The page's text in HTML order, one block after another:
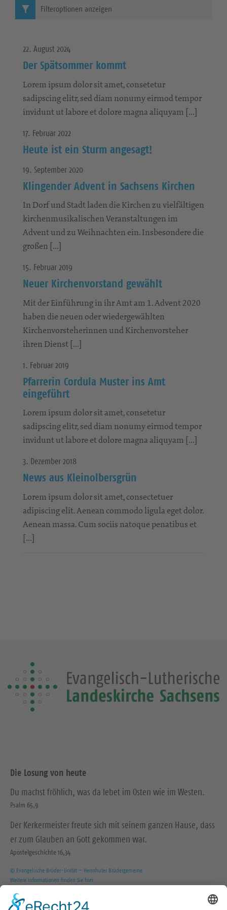
22. August 2024
Der Spätsommer kommt
Lorem ipsum dolor sit amet, consetetur
sadipscing elitr, sed diam nonumy eirmod tempor
invidunt ut labore et dolore magna aliquyam […]
17. Februar 2022
Heute ist ein Sturm angesagt!
19. September 2020
Klingender Advent in Sachsens Kirchen
In Dorf und Stadt laden die Kirchen zu vielfältigen
kirchenmusikalischen Veranstaltungen im
Advent und zu Weihnachten ein. Insbesondere die
großen […]
15. Februar 2019
Neuer Kirchenvorstand gewählt
Mit der Einführung in ihr Amt am 1. Advent 2020
haben die neuen oder wiedergewählten
Kirchenvorsteherinnen und Kirchenvorsteher
ihren Dienst […]
1. Februar 2019
Pfarrerin Cordula Muster ins Amt
eingeführt
Lorem ipsum dolor sit amet, consetetur
sadipscing elitr, sed diam nonumy eirmod tempor
invidunt ut labore et dolore magna aliquyam […]
3. Dezember 2018
News aus Kleinolbersgrün
Lorem ipsum dolor sit amet, consectetuer
adipiscing elit. Aenean commodo ligula eget dolor.
Aenean massa. Cum sociis natoque penatibus et
[…]
Filteroptionen anzeigen
Die Losung von heute
Du machst fröhlich, was da lebet im Osten wie im Westen.
Psalm 65,9
Der Kerkermeister freute sich mit seinem ganzen Hause, dass
er zum Glauben an Gott gekommen war.
Apostelgeschichte 16,34
© Evangelische Brüder-Unität – Herrnhuter Brüdergemeine
Weitere Informationen finden Sie hier